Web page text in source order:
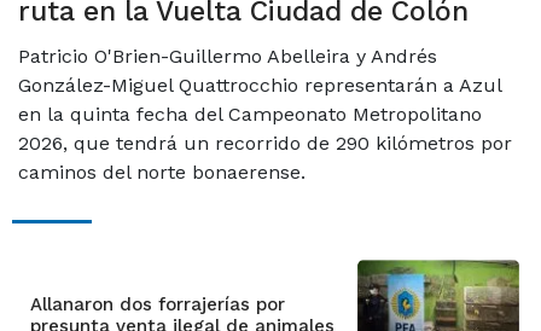
ruta en la Vuelta Ciudad de Colón
Patricio O'Brien-Guillermo Abelleira y Andrés
González-Miguel Quattrocchio representarán a Azul
en la quinta fecha del Campeonato Metropolitano
2026, que tendrá un recorrido de 290 kilómetros por
caminos del norte bonaerense.
Allanaron dos forrajerías por
presunta venta ilegal de animales